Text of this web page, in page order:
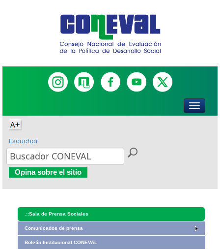
Escuchar
Opina sobre el sitio
.::Sala de Prensa Sociales
Comunicados de prensa
Boletín Institucional CONEVAL